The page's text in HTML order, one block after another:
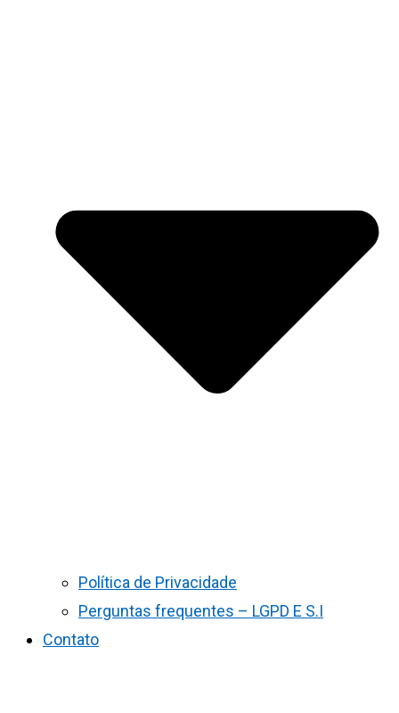
Política de Privacidade
Perguntas frequentes – LGPD E S.I
Contato